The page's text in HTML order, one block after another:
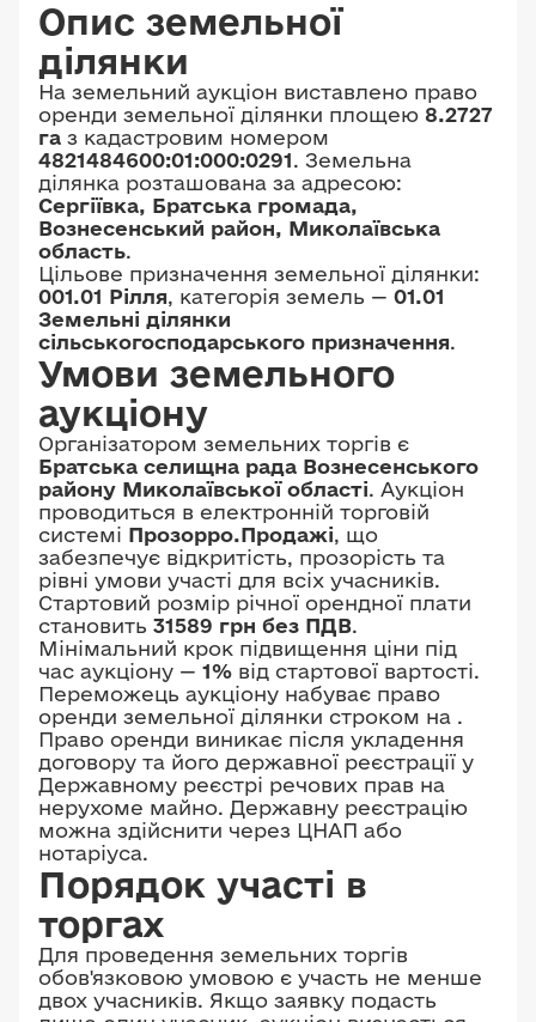
Опис земельної
ділянки
На земельний аукціон виставлено право
оренди земельної ділянки площею 8.2727
га з кадастровим номером
4821484600:01:000:0291. Земельна
ділянка розташована за адресою:
Сергіївка, Братська громада,
Вознесенський район, Миколаївська
область.
Цільове призначення земельної ділянки:
001.01 Рілля, категорія земель — 01.01
Земельні ділянки
сільськогосподарського призначення.
Умови земельного
аукціону
Організатором земельних торгів є
Братська селищна рада Вознесенського
району Миколаївської області. Аукціон
проводиться в електронній торговій
системі Прозорро.Продажі, що
забезпечує відкритість, прозорість та
рівні умови участі для всіх учасників.
Стартовий розмір річної орендної плати
становить 31589 грн без ПДВ.
Мінімальний крок підвищення ціни під
час аукціону — 1% від стартової вартості.
Переможець аукціону набуває право
оренди земельної ділянки строком на .
Право оренди виникає після укладення
договору та його державної реєстрації у
Державному реєстрі речових прав на
нерухоме майно. Державну реєстрацію
можна здійснити через ЦНАП або
нотаріуса.
Порядок участі в
торгах
Для проведення земельних торгів
обов'язковою умовою є участь не менше
двох учасників. Якщо заявку подасть